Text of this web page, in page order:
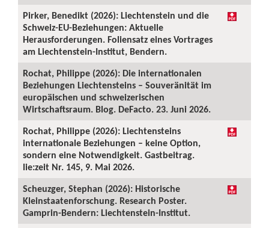
Pirker, Benedikt (2026): Liechtenstein und die
Schweiz-EU-Beziehungen: Aktuelle
Herausforderungen. Foliensatz eines Vortrages
am Liechtenstein-Institut, Bendern.
Rochat, Philippe (2026): Die internationalen
Beziehungen Liechtensteins – Souveränität im
europäischen und schweizerischen
Wirtschaftsraum. Blog. DeFacto. 23. Juni 2026.
Rochat, Philippe (2026): Liechtensteins
internationale Beziehungen – keine Option,
sondern eine Notwendigkeit. Gastbeitrag.
lie:zeit Nr. 145, 9. Mai 2026.
Scheuzger, Stephan (2026): Historische
Kleinstaatenforschung. Research Poster.
Gamprin-Bendern: Liechtenstein-Institut.